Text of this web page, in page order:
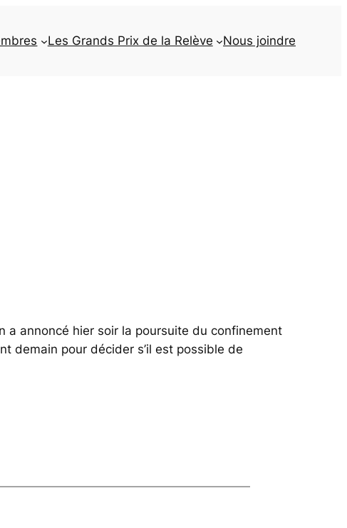
Les Grands Prix de la Relève Nous joindre
a annoncé hier soir la poursuite du confinement
demain pour décider s’il est possible de